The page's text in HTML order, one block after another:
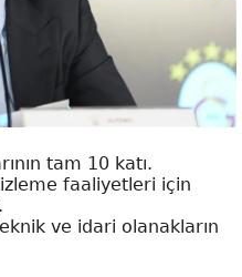
tam 10 katı.
faaliyetleri için
ve idari olanakların